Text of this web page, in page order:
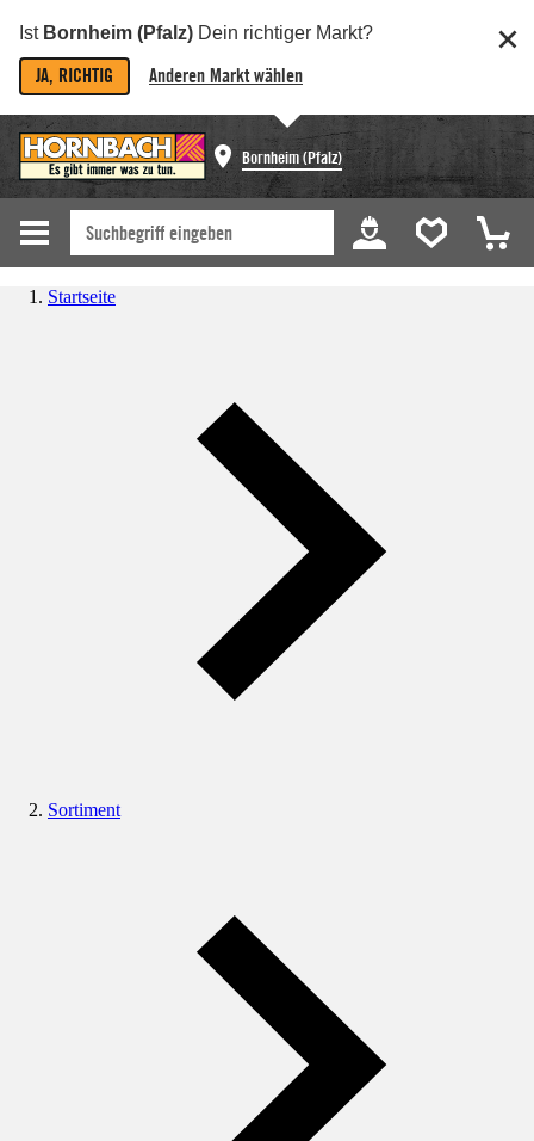
Ist Bornheim (Pfalz) Dein richtiger Markt?
JA, RICHTIG Anderen Markt wählen
Bornheim (Pfalz)
Startseite
Sortiment